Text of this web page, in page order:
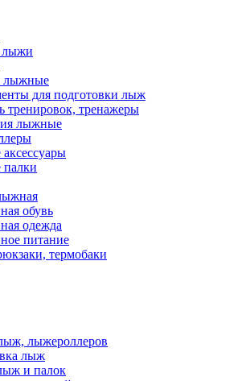
лыжи
лыжные
для подготовки лыж
тренировок, тренажеры
лыжные
обувь
одежда
питание
термобаки
лыжероллеров
лыж
и палок